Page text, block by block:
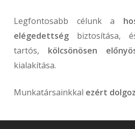
Legfontosabb célunk a
elégedettségbiztosítása,
tartós, kölcsönösen
kialakítása.
Munkatársainkkal ezért